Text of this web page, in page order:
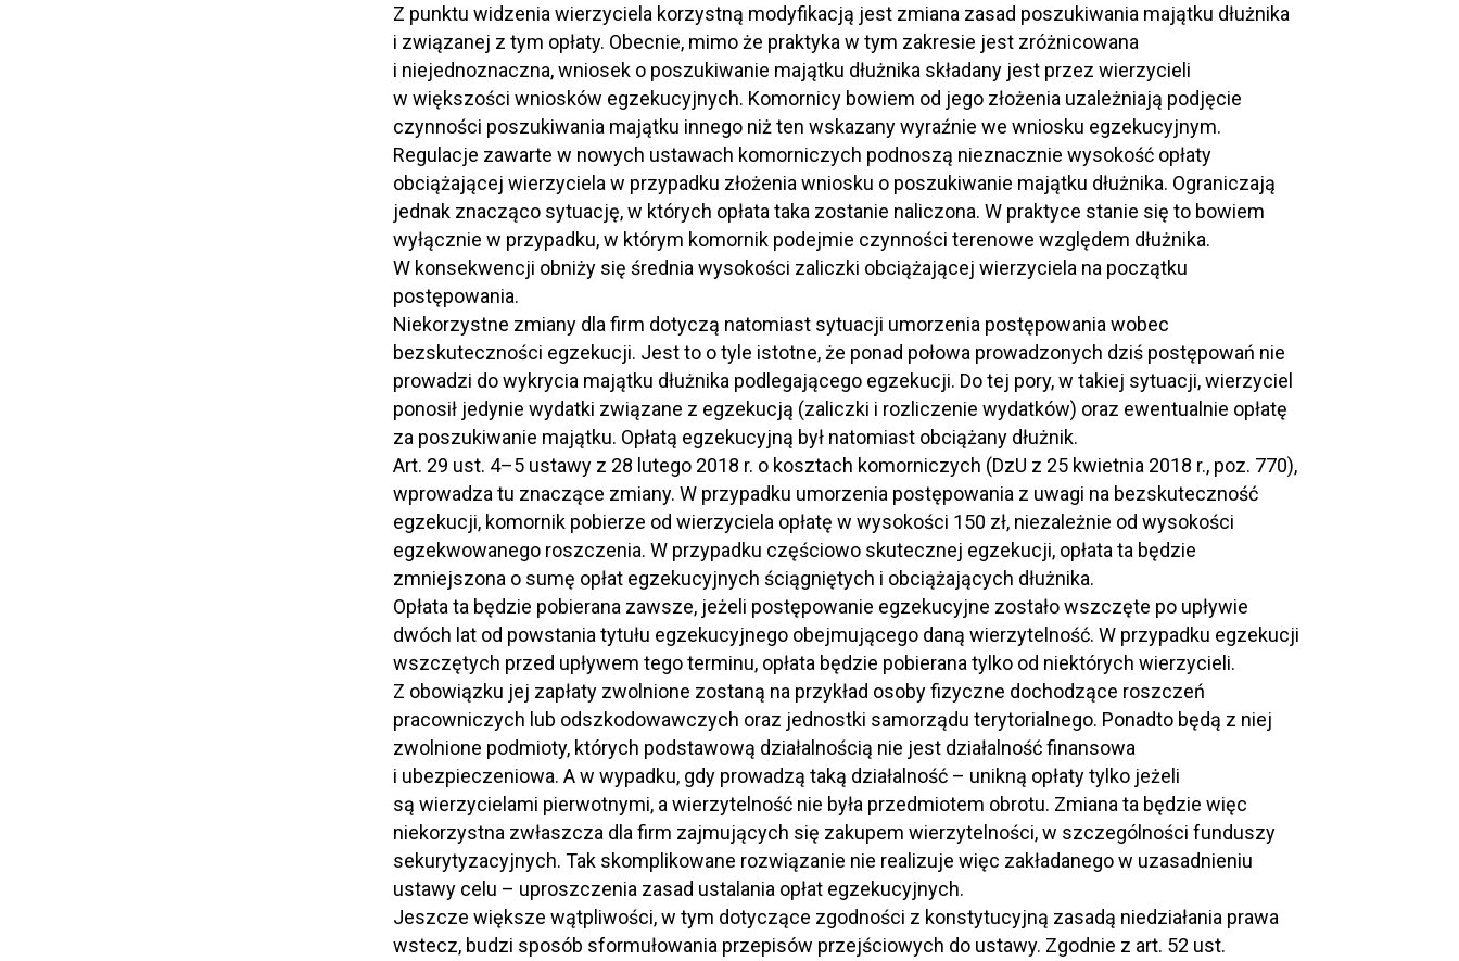
Z punktu widzenia wierzyciela korzystną modyfikacją jest zmiana zasad poszukiwania majątku dłużnika
i związanej z tym opłaty. Obecnie, mimo że praktyka w tym zakresie jest zróżnicowana
i niejednoznaczna, wniosek o poszukiwanie majątku dłużnika składany jest przez wierzycieli
w większości wniosków egzekucyjnych. Komornicy bowiem od jego złożenia uzależniają podjęcie
czynności poszukiwania majątku innego niż ten wskazany wyraźnie we wniosku egzekucyjnym.
Regulacje zawarte w nowych ustawach komorniczych podnoszą nieznacznie wysokość opłaty
obciążającej wierzyciela w przypadku złożenia wniosku o poszukiwanie majątku dłużnika. Ograniczają
jednak znacząco sytuację, w których opłata taka zostanie naliczona. W praktyce stanie się to bowiem
wyłącznie w przypadku, w którym komornik podejmie czynności terenowe względem dłużnika.
W konsekwencji obniży się średnia wysokości zaliczki obciążającej wierzyciela na początku
postępowania.
Niekorzystne zmiany dla firm dotyczą natomiast sytuacji umorzenia postępowania wobec
bezskuteczności egzekucji. Jest to o tyle istotne, że ponad połowa prowadzonych dziś postępowań nie
prowadzi do wykrycia majątku dłużnika podlegającego egzekucji. Do tej pory, w takiej sytuacji, wierzyciel
ponosił jedynie wydatki związane z egzekucją (zaliczki i rozliczenie wydatków) oraz ewentualnie opłatę
za poszukiwanie majątku. Opłatą egzekucyjną był natomiast obciążany dłużnik.
Art. 29 ust. 4–5 ustawy z 28 lutego 2018 r. o kosztach komorniczych (DzU z 25 kwietnia 2018 r., poz. 770),
wprowadza tu znaczące zmiany. W przypadku umorzenia postępowania z uwagi na bezskuteczność
egzekucji, komornik pobierze od wierzyciela opłatę w wysokości 150 zł, niezależnie od wysokości
egzekwowanego roszczenia. W przypadku częściowo skutecznej egzekucji, opłata ta będzie
zmniejszona o sumę opłat egzekucyjnych ściągniętych i obciążających dłużnika.
Opłata ta będzie pobierana zawsze, jeżeli postępowanie egzekucyjne zostało wszczęte po upływie
dwóch lat od powstania tytułu egzekucyjnego obejmującego daną wierzytelność. W przypadku egzekucji
wszczętych przed upływem tego terminu, opłata będzie pobierana tylko od niektórych wierzycieli.
Z obowiązku jej zapłaty zwolnione zostaną na przykład osoby fizyczne dochodzące roszczeń
pracowniczych lub odszkodowawczych oraz jednostki samorządu terytorialnego. Ponadto będą z niej
zwolnione podmioty, których podstawową działalnością nie jest działalność finansowa
i ubezpieczeniowa. A w wypadku, gdy prowadzą taką działalność – unikną opłaty tylko jeżeli
są wierzycielami pierwotnymi, a wierzytelność nie była przedmiotem obrotu. Zmiana ta będzie więc
niekorzystna zwłaszcza dla firm zajmujących się zakupem wierzytelności, w szczególności funduszy
sekurytyzacyjnych. Tak skomplikowane rozwiązanie nie realizuje więc zakładanego w uzasadnieniu
ustawy celu – uproszczenia zasad ustalania opłat egzekucyjnych.
Jeszcze większe wątpliwości, w tym dotyczące zgodności z konstytucyjną zasadą niedziałania prawa
wstecz, budzi sposób sformułowania przepisów przejściowych do ustawy. Zgodnie z art. 52 ust.